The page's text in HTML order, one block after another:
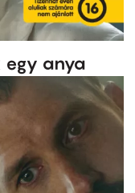
egy anya